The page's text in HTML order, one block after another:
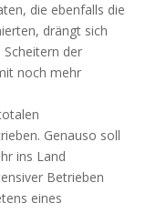
die ebenfalls die
drängt sich
der
noch mehr
Genauso soll
ins Land
Betrieben
eines